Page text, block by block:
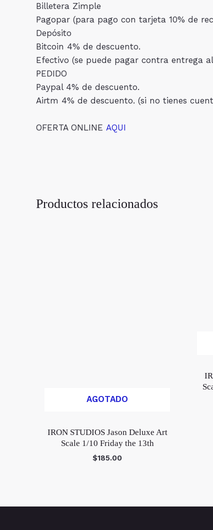
Billetera Zimple
Pagopar (para pago con tarjeta 10% de
Depósito
Bitcoin 4% de descuento.
Efectivo (se puede pagar contra entrega
PEDIDO
Paypal 4% de descuento.
Airtm 4% de descuento. (si no tienes
OFERTA ONLINE AQUI
Productos relacionados
AGOTADO
IRON STUDIOS Jason Deluxe Art
Scale 1/10 Friday the 13th
$185.00